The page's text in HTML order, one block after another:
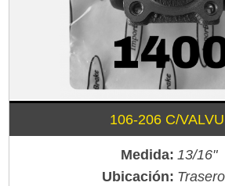
106-206 C/
Medida: 13/16"
Ubicación: